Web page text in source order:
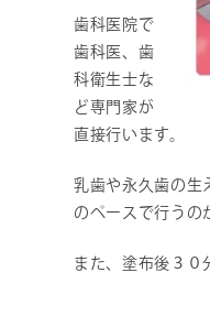
歯科医院で
歯科医、歯
科衛生士な
ど専門家が
直接行います。
乳歯や永久歯の生
のペースで行うの
また、塗布後３０